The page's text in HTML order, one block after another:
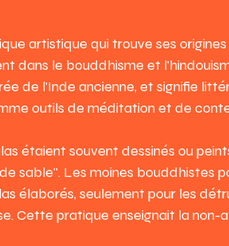
artistique qui trouve ses origines
dans le bouddhisme et
de l'Inde ancienne, et signifie
outils de méditation et de
étaient souvent dessinés ou
sable". Les moines bouddhistes
élaborés, seulement pour les
Cette pratique enseignait la